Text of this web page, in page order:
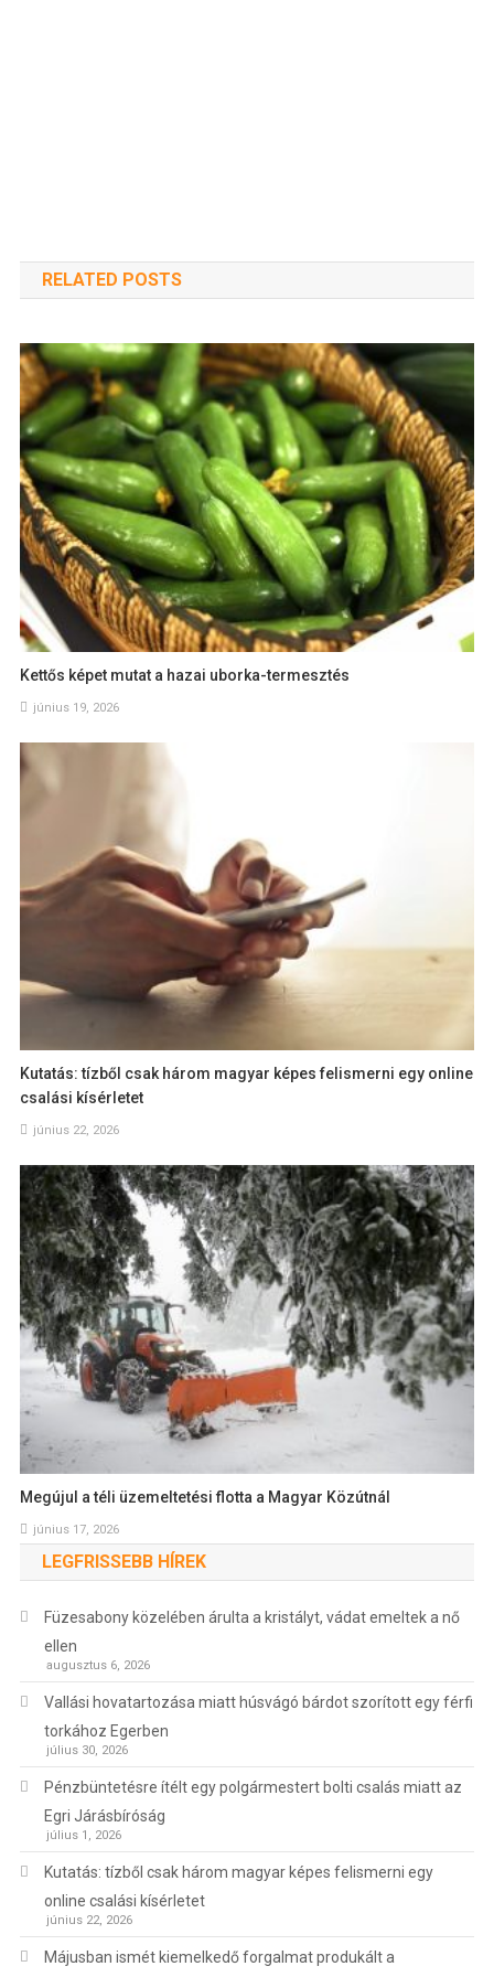
RELATED POSTS
Kettős képet mutat a hazai uborka-termesztés
június 19, 2026
Kutatás: tízből csak három magyar képes felismerni egy online
csalási kísérletet
június 22, 2026
Megújul a téli üzemeltetési flotta a Magyar Közútnál
június 17, 2026
LEGFRISSEBB HÍREK
Füzesabony közelében árulta a kristályt, vádat emeltek a nő
ellen
augusztus 6, 2026
Vallási hovatartozása miatt húsvágó bárdot szorított egy férfi
torkához Egerben
július 30, 2026
Pénzbüntetésre ítélt egy polgármestert bolti csalás miatt az
Egri Járásbíróság
július 1, 2026
Kutatás: tízből csak három magyar képes felismerni egy
online csalási kísérletet
június 22, 2026
Májusban ismét kiemelkedő forgalmat produkált a